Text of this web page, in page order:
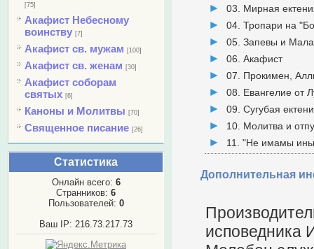
[75]
Акафист Небесному
воинству [7]
Акафист св. мужам [100]
Акафист св. женам [30]
Акафист соборам
святых [6]
Каноны и Молитвы [70]
Священное писание [26]
Статистика
Онлайн всего: 6
Странников: 6
Пользователей: 0
Ваш IP: 216.73.217.73
03. Мирная
04. Тропари на
05. Запевы и
06. Акафист
07. Прокимен,
08. Евангелие от
09. Сугубая
10. Молитва и
11. "Не имамы
Дополнительная
исповедника